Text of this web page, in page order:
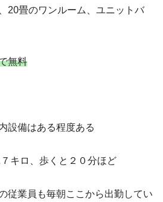
20畳のワンルーム、ユニットバ
無料
設備はある程度ある
キロ、歩くと２０分ほど
従業員も毎朝ここから出勤してい